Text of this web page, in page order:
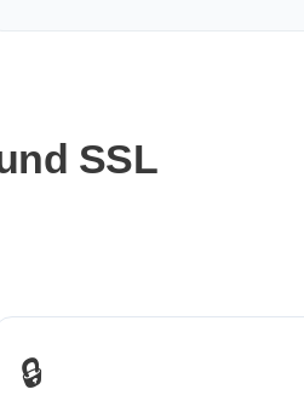
SSL
🔒